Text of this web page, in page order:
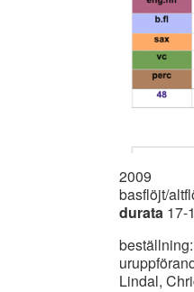
2009
basflöjt/
durata 17-
Lindal,